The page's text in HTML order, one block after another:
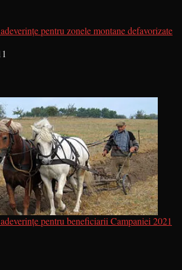
pentru zonele montane defavorizate
pentru beneficiarii Campaniei 2021